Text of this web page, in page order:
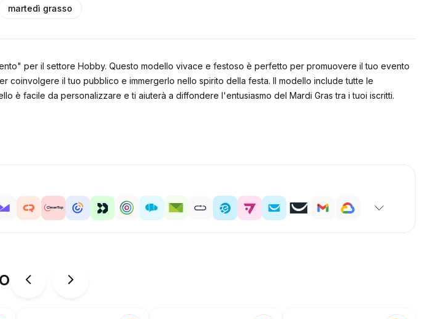
martedì grasso
per il settore Hobby. Questo modello vivace e festoso è perfetto per promuovere il tuo evento
coinvolgere il tuo pubblico e immergerlo nello spirito della festa. Il modello include tutte le
è facile da personalizzare e ti aiuterà a diffondere l'entusiasmo del Mardi Gras tra i tuoi iscritti.